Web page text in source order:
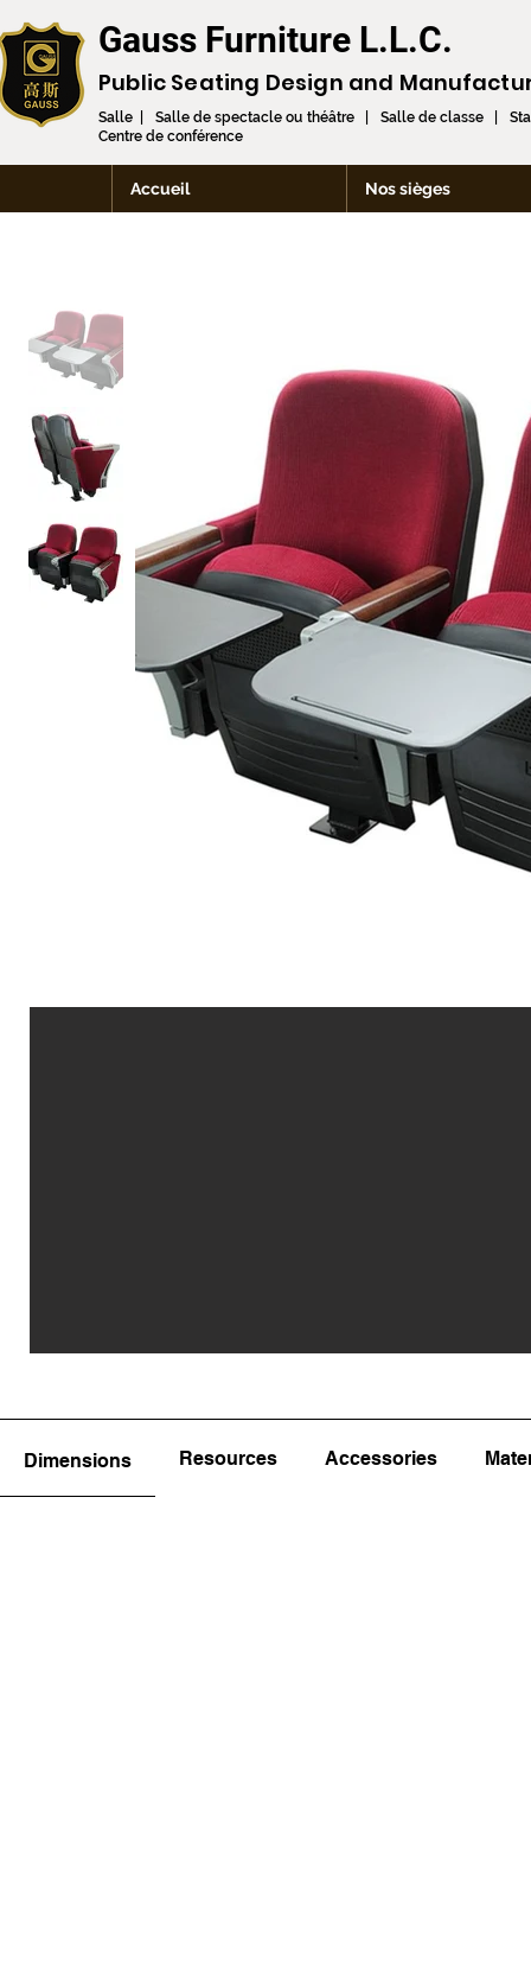
Gauss Furniture L.L.C.
Public Seating Design and
Salle | Salle de spectacle ou théâtre | Salle de classe |
Centre de conférence
Accueil Nos sièges
Dimensions Resources Accessories